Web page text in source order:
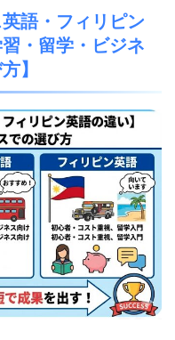
語・フィリピン
・留学・ビジネ
】